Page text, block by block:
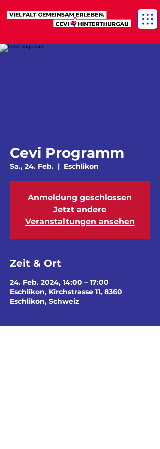
Cevi Programm
Sa., 24. Feb.
  |
Eschlikon
Anmeldung geschlossen
Jetzt andere
Veranstaltungen ansehen
Zeit & Ort
24. Feb. 2024, 14:00 – 17:00
Eschlikon, Kirchstrasse 11, 8360
Eschlikon, Schweiz